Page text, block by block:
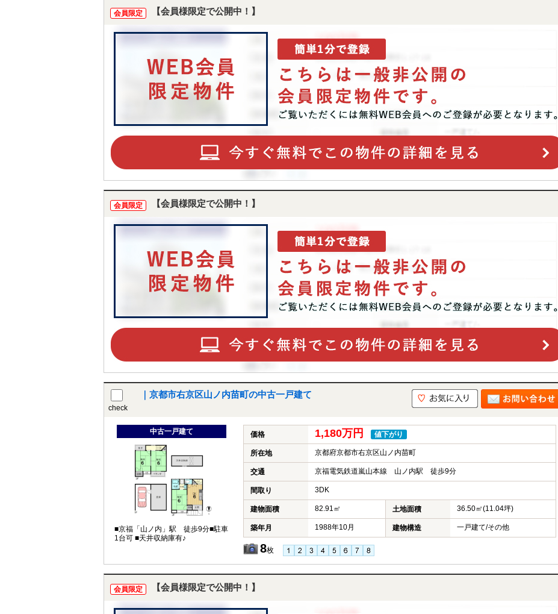
会員限定 【会員様限定で公開中！】
会員限定 【会員様限定で公開中！】
check
｜京都市右京区山ノ内苗町の中古一戸建て
中古一戸建て
■京福「山ノ内」駅 徒歩9分■駐車
1台可 ■天井収納庫有♪
価格 1,180万円 値下がり
所在地 京都府京都市右京区山ノ内苗町
交通 京福電気鉄道嵐山本線 山ノ内駅 徒歩9分
間取り 3DK
建物面積 82.91㎡ 土地面積 36.50㎡(11.04坪)
築年月 1988年10月 建物構造 一戸建て/その他
8枚
会員限定 【会員様限定で公開中！】